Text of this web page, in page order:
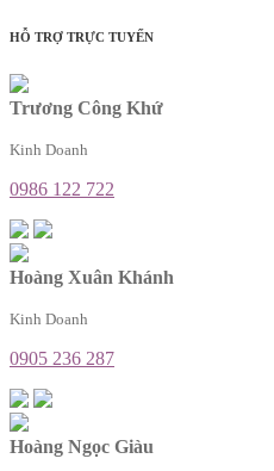
HỖ TRỢ TRỰC TUYẾN
Trương Công Khứ
Kinh Doanh
0986 122 722
Hoàng Xuân Khánh
Kinh Doanh
0905 236 287
Hoàng Ngọc Giàu